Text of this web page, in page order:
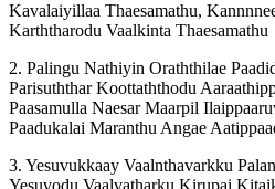
Kavalaiyillaa Thaesamathu,
Karththarodu Vaalkinta Thaesamathu
2. Palingu Nathiyin Oraththilae
Parisuththar Koottaththodu
Paasamulla Naesar Maarpil
Paadukalai Maranthu Angae
3. Yesuvukkaay Vaalnthavarkku